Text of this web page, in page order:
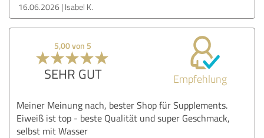
16.06.2026 Isabel K.
5,00 von 5
SEHR GUT Empfehlung
Meiner Meinung nach, bester Shop für Supplements.
Eiweiß ist top - beste Qualität und super Geschmack,
selbst mit Wasser